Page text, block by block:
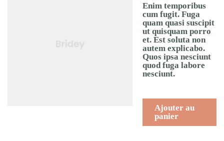
Enim temporibus
cum fugit. Fuga
quam quasi suscipit
ut quisquam porro
et. Est soluta non
autem explicabo.
Quos ipsa nesciunt
quod fuga labore
nesciunt.
Ajouter au
panier